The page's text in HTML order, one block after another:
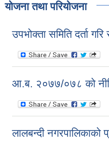
योजना तथा परियोजना
उपभोक्ता समिति दर्ता
आ.ब. २०७७/०७८ को
लालबन्दी